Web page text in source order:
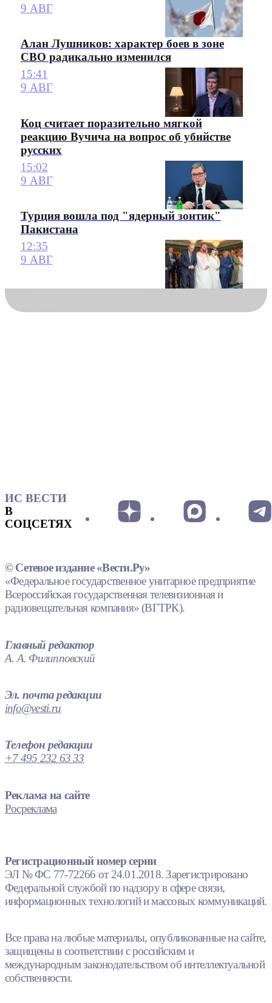
9 АВГ
Алан Лушников: характер боев в зоне
СВО радикально изменился
15:41
9 АВГ
Коц считает поразительно мягкой
реакцию Вучича на вопрос об убийстве
русских
15:02
9 АВГ
Турция вошла под "ядерный зонтик"
Пакистана
12:35
9 АВГ
ИС ВЕСТИ
В
СОЦСЕТЯХ
© Сетевое издание «Вести.Ру»
«Федеральное государственное унитарное предприятие
Всероссийская государственная телевизионная и
радиовещательная компания» (ВГТРК).
Главный редактор
А. А. Филипповский
Эл. почта редакции
info@vesti.ru
Телефон редакции
+7 495 232 63 33
Реклама на сайте
Росреклама
Регистрационный номер серии
ЭЛ № ФС 77-72266 от 24.01.2018. Зарегистрировано
Федеральной службой по надзору в сфере связи,
информационных технологий и массовых коммуникаций.
Все права на любые материалы, опубликованные на сайте,
защищены в соответствии с российским и
международным законодательством об интеллектуальной
собственности.